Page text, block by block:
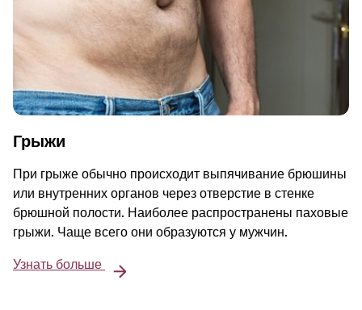
Грыжи
При грыже обычно происходит выпячивание брюшины
или внутренних органов через отверстие в стенке
брюшной полости. Наиболее распространены паховые
грыжи. Чаще всего они образуются у мужчин.
Узнать больше